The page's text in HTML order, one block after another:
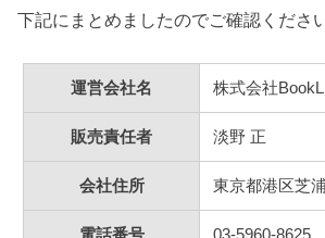
下記にまとめましたのでご確認ください
運営会社名 株式会社
販売責任者 淡野 正
会社住所 東京都港区芝